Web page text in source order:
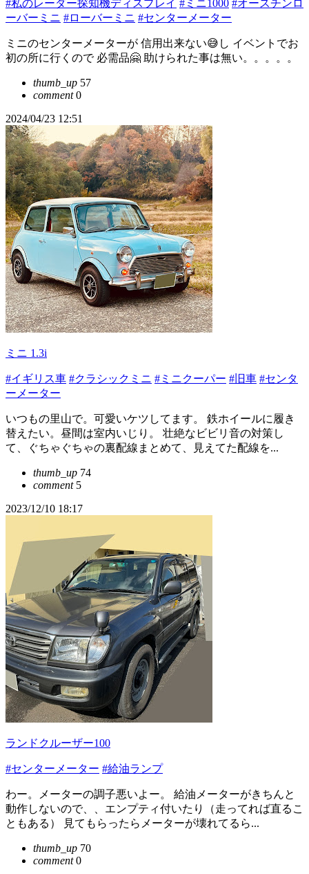
#私のレーダー探知機ディスプレイ #ミニ1000 #オースチンロ
ーバーミニ #ローバーミニ #センターメーター
ミニのセンターメーターが 信用出来ない😅し イベントでお
初の所に行くので 必需品🤗 助けられた事は無い。。。。。
thumb_up 57
comment0
2024/04/23 12:51
ミニ 1.3i
#イギリス車 #クラシックミニ #ミニクーパー #旧車 #センタ
ーメーター
いつもの里山で。可愛いケツしてます。 鉄ホイールに履き
替えたい。昼間は室内いじり。 壮絶なビビリ音の対策し
て、ぐちゃぐちゃの裏配線まとめて、見えてた配線を...
thumb_up 74
comment5
2023/12/10 18:17
ランドクルーザー100
#センターメーター #給油ランプ
わー。メーターの調子悪いよー。 給油メーターがきちんと
動作しないので、、エンプティ付いたり（走ってれば直るこ
ともある） 見てもらったらメーターが壊れてるら...
thumb_up 70
comment0